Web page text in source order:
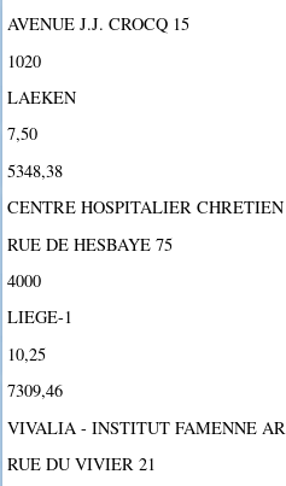
AVENUE J.J. CROCQ 15
1020
LAEKEN
7,50
5348,38
CENTRE HOSPITALIER CHRETIEN
RUE DE HESBAYE 75
4000
LIEGE-1
10,25
7309,46
VIVALIA - INSTITUT FAMENNE
RUE DU VIVIER 21